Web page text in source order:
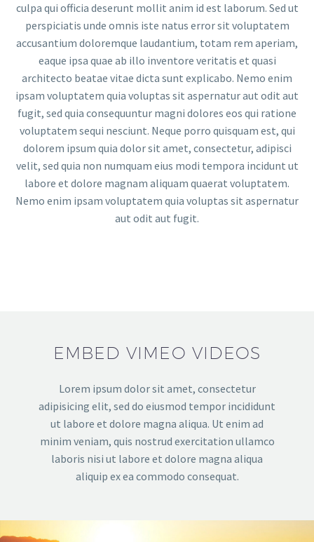
culpa qui officia deserunt mollit anim id est laborum. Sed ut
perspiciatis unde omnis iste natus error sit voluptatem
accusantium doloremque laudantium, totam rem aperiam,
eaque ipsa quae ab illo inventore veritatis et quasi
architecto beatae vitae dicta sunt explicabo. Nemo enim
ipsam voluptatem quia voluptas sit aspernatur aut odit aut
fugit, sed quia consequuntur magni dolores eos qui ratione
voluptatem sequi nesciunt. Neque porro quisquam est, qui
dolorem ipsum quia dolor sit amet, consectetur, adipisci
velit, sed quia non numquam eius modi tempora incidunt ut
labore et dolore magnam aliquam quaerat voluptatem.
Nemo enim ipsam voluptatem quia voluptas sit aspernatur
aut odit aut fugit.
EMBED VIMEO VIDEOS
Lorem ipsum dolor sit amet, consectetur
adipisicing elit, sed do eiusmod tempor incididunt
ut labore et dolore magna aliqua. Ut enim ad
minim veniam, quis nostrud exercitation ullamco
laboris nisi ut labore et dolore magna aliqua
aliquip ex ea commodo consequat.